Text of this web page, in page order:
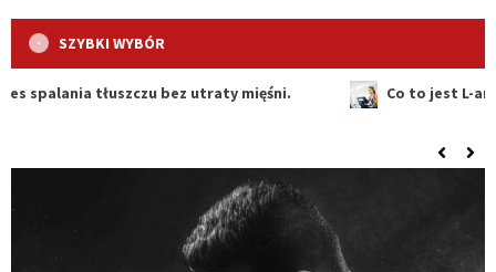
SZYBKI WYBÓR
bez utraty mięśni. Co to jest L-arginina i jak
Sprawdzone porady o odżywkach
Czy warto stosować odżywki zawierające